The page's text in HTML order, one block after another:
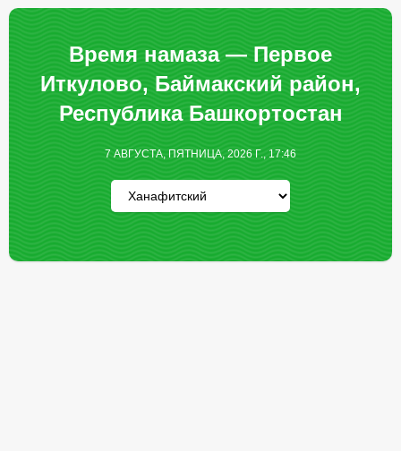
Время намаза — Первое
Иткулово, Баймакский район,
Республика Башкортостан
7 АВГУСТА, ПЯТНИЦА, 2026 Г., 17:46